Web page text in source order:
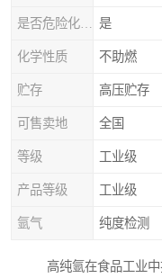
是
化学性质 不助燃
贮存 高压贮存
可售卖地 全国
等级 工业级
产品等级 工业级
氩气 纯度检测
高纯氩在食品工业